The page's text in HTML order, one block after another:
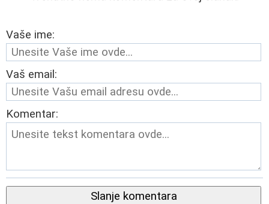
Vaše ime:
Vaš email:
Komentar:
Slanje komentara